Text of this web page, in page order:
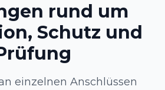
rund um
Schutz und
einzelnen Anschlüssen